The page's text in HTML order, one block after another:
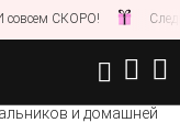
СКОРО!